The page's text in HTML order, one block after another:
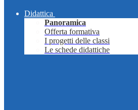
Didattica
Panoramica
Offerta formativa
I progetti delle classi
Le schede didattiche